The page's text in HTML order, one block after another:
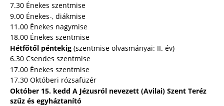
7.30 Énekes szentmise
9.00 Énekes-, diákmise
11.00 Énekes nagymise
18.00 Énekes szentmise
Hétfőtől péntekig (szentmise olvasmányai: II. év)
6.30 Csendes szentmise
17.00 Énekes szentmise
17.30 Októberi rózsafüzér
Október 15. kedd A Jézusról nevezett (Avilai) Szent Teréz
szűz és egyháztanító